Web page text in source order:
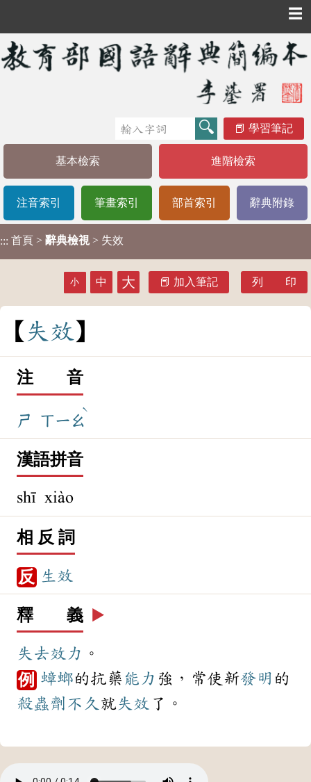
☰
學習筆記
基本檢索 進階檢索
注音索引 筆畫索引 部首索引 辭典附錄
::: 首頁 > 辭典檢視 > 失效
小 中 大 加入筆記 列 印
失 效
注 音
ㄕ ㄒㄧㄠ
ˋ
漢語拼音
shī xiào
相 反 詞
反 生效
釋 義 ▶️
失去效力 。
例 蟑螂的抗藥 能力 強，常使新發明 的
殺蟲劑 不久 就 失效 了。